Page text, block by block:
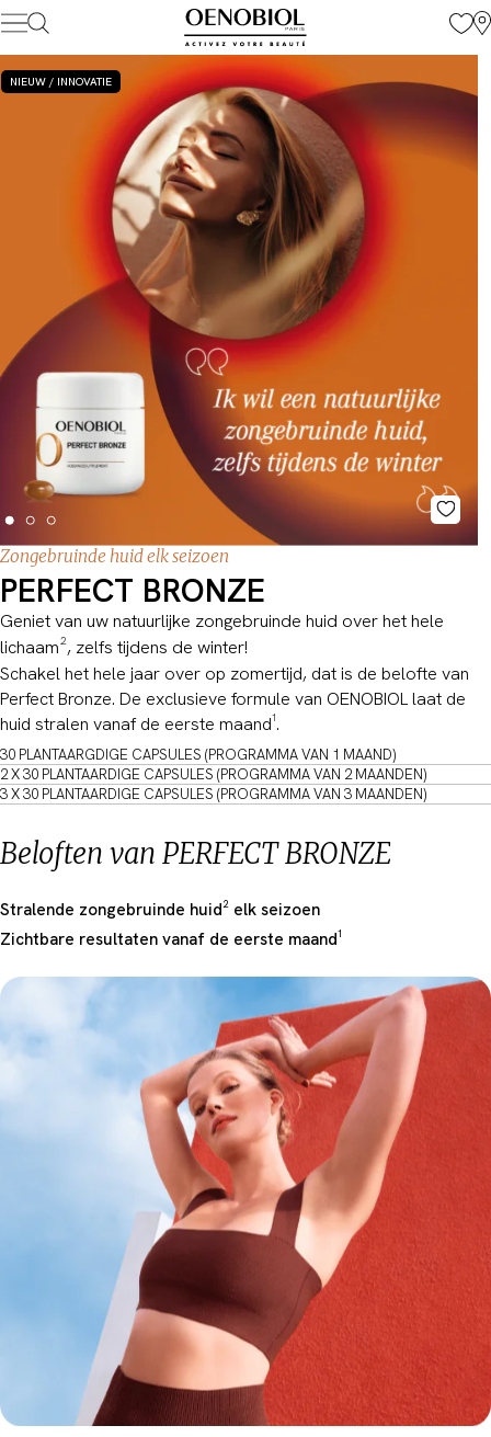
Skip
to
content
NIEUW / INNOVATIE
Zongebruinde huid elk seizoen
PERFECT BRONZE
Geniet van uw natuurlijke zongebruinde huid over het hele
lichaam², zelfs tijdens de winter!
Schakel het hele jaar over op zomertijd, dat is de belofte van
Perfect Bronze. De exclusieve formule van OENOBIOL laat de
huid stralen vanaf de eerste maand¹.
30 PLANTAARGDIGE CAPSULES (PROGRAMMA VAN 1 MAAND)
2 X 30 PLANTAARDIGE CAPSULES (PROGRAMMA VAN 2 MAANDEN)
3 X 30 PLANTAARDIGE CAPSULES (PROGRAMMA VAN 3 MAANDEN)
Beloften van PERFECT BRONZE
Stralende zongebruinde huid² elk seizoen
Zichtbare resultaten vanaf de eerste maand¹